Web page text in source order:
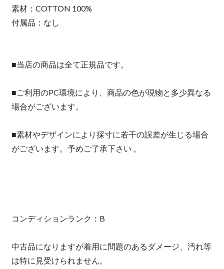
素材：COTTON 100%
付属品：なし
■当店の商品は全て正規品です。
■ご利用のPC環境により、商品の色が現物と多少異なる
場合がございます。
■素材やデザインにより採寸に若干の誤差が生じる場合
がございます。予めご了承下さい 。
コンディションランク：B
中古品になりますが着用に問題のあるダメージ、汚れ等
は特に見受けられません。